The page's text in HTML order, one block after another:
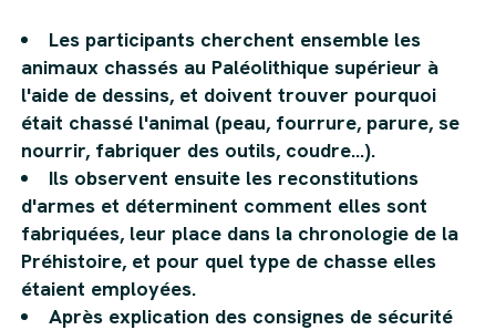
Les participants cherchent ensemble les
animaux chassés au Paléolithique supérieur à
l'aide de dessins, et doivent trouver pourquoi
était chassé l'animal (peau, fourrure, parure, se
nourrir, fabriquer des outils, coudre…).
Ils observent ensuite les reconstitutions
d'armes et déterminent comment elles sont
fabriquées, leur place dans la chronologie de la
Préhistoire, et pour quel type de chasse elles
étaient employées.
Après explication des consignes de sécurité